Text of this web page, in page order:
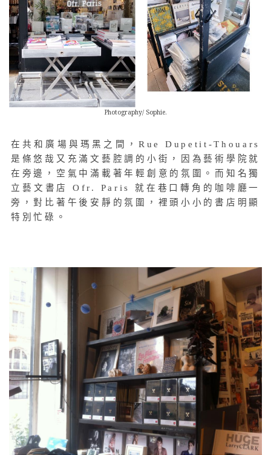
Photography/ Sophie.
在共和廣場與瑪黑之間，Rue Dupetit-Thouars
是條悠哉又充滿文藝腔調的小街，因為藝術學院就
在旁邊，空氣中滿載著年輕創意的氛圍。而知名獨
立藝文書店 Ofr. Paris 就在巷口轉角的咖啡廳一
旁，對比著午後安靜的氛圍，裡頭小小的書店明顯
特別忙碌。